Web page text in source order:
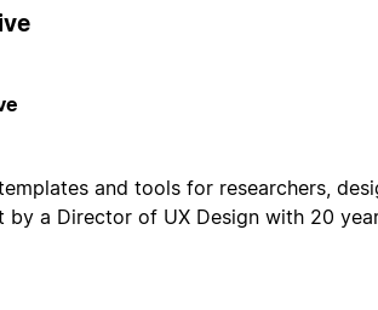
and tools for researchers,
by a Director of UX Design with 20